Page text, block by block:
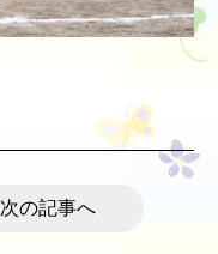
次の記事へ